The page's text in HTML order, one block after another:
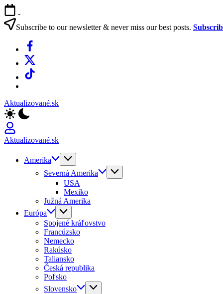
Skip
to
content
-
Subscribe to our newsletter & never miss our best posts.
Facebook
X
TikTok
Aktualizované.sk
Aktualizované.sk
Amerika
Severná Amerika
USA
Mexiko
Južná Amerika
Európa
Spojené kráľovstvo
Francúzsko
Nemecko
Rakúsko
Taliansko
Česká republika
Poľsko
Slovensko